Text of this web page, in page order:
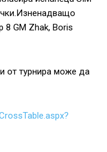
8 GM Zhak, Boris
от турнира може да